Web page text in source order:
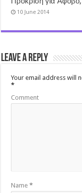
10 June 2014
Leave a Reply
Your email address will
*
Comment
Name*